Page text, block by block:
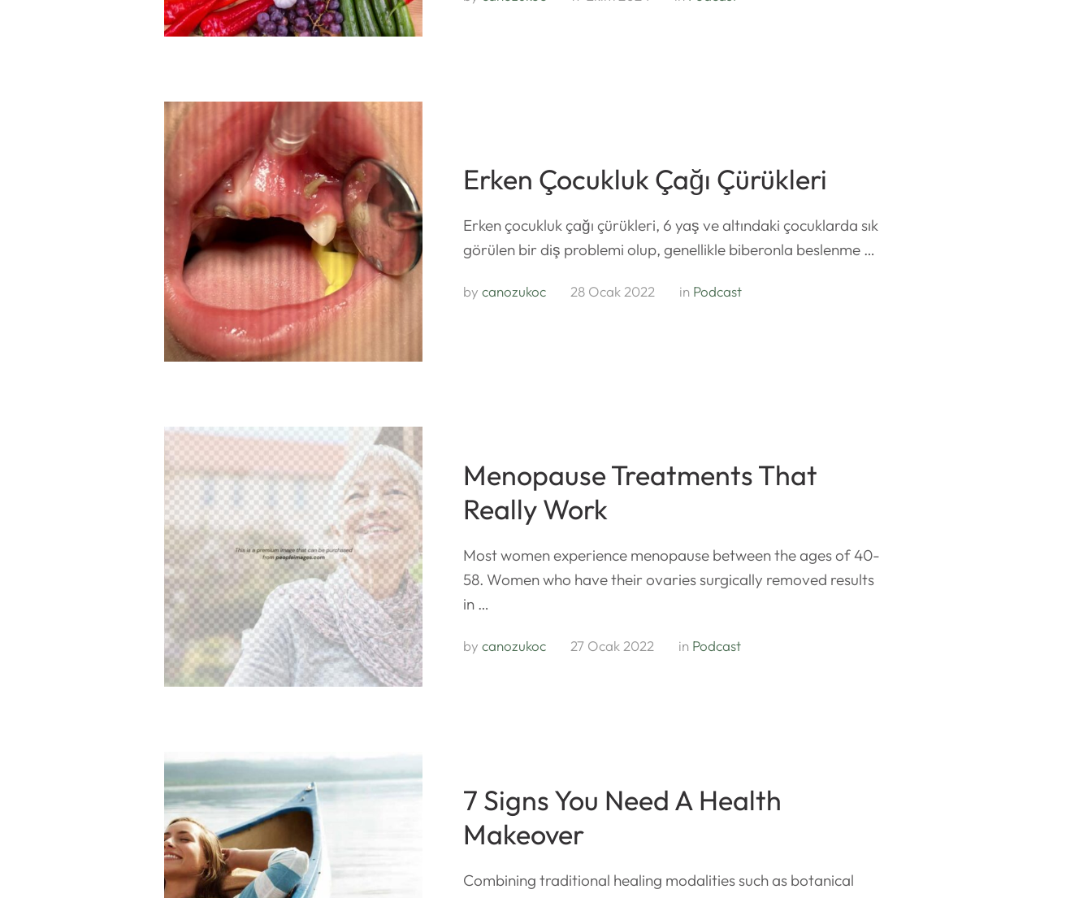
Erken Çocukluk Çağı Çürükleri
Erken çocukluk çağı çürükleri, 6 yaş ve altındaki çocuklarda sık
görülen bir diş problemi olup, genellikle biberonla beslenme …
by canozukoc 28 Ocak 2022 in Podcast
Menopause Treatments That
Really Work
Most women experience menopause between the ages of 40-
58. Women who have their ovaries surgically removed results
in …
by canozukoc 27 Ocak 2022 in Podcast
7 Signs You Need A Health
Makeover
Combining traditional healing modalities such as botanical